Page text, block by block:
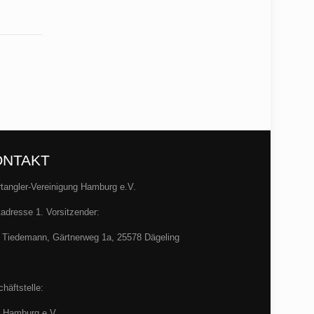
Vereinigung Hamburg e.V.
1. Vorsitzender:
Tiedemann, Gärtnerweg 1a, 25578 Dägeling